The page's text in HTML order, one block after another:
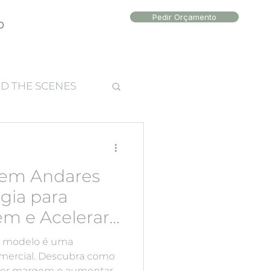
Pedir Orçamento
THE SCENES
Andares
para
e Acelerar
é uma
Descubra como